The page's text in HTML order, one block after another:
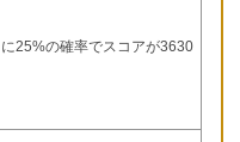
25%の確率でスコアが3630